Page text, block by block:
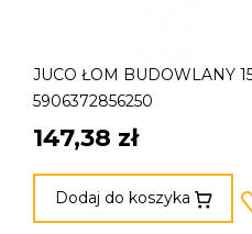
JUCO ŁOM BUDOWLANY
5906372856250
147,38 zł
Dodaj do koszyka